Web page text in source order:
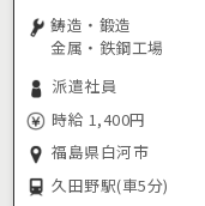
鋳造・鍛造
金属・鉄鋼工場
派遣社員
時給 1,400円
福島県白河市
久田野駅(車5分)